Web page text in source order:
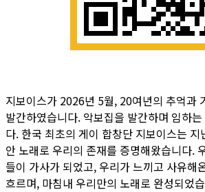
지보이스가 2026년 5월, 20여년의 추억과
발간하였습니다. 악보집을 발간하며 임하
다. 한국 최초의 게이 합창단 지보이스는
안 노래로 우리의 존재를 증명해왔습니다.
들이 가사가 되었고, 우리가 느끼고 사유해
흐르며, 마침내 우리만의 노래로 완성되었